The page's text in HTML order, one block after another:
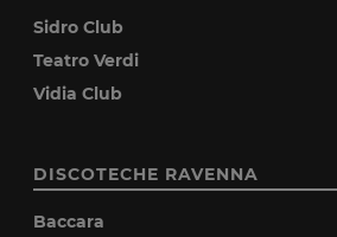
Sidro Club
Teatro Verdi
Vidia Club
DISCOTECHE RAVENNA
Baccara